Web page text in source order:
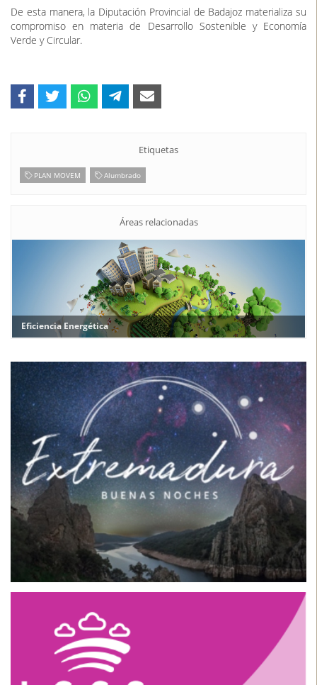
De esta manera, la Diputación Provincial de Badajoz materializa su
compromiso en materia de Desarrollo Sostenible y Economía
Verde y Circular.
Etiquetas
PLAN MOVEM Alumbrado
Áreas relacionadas
Eficiencia Energética